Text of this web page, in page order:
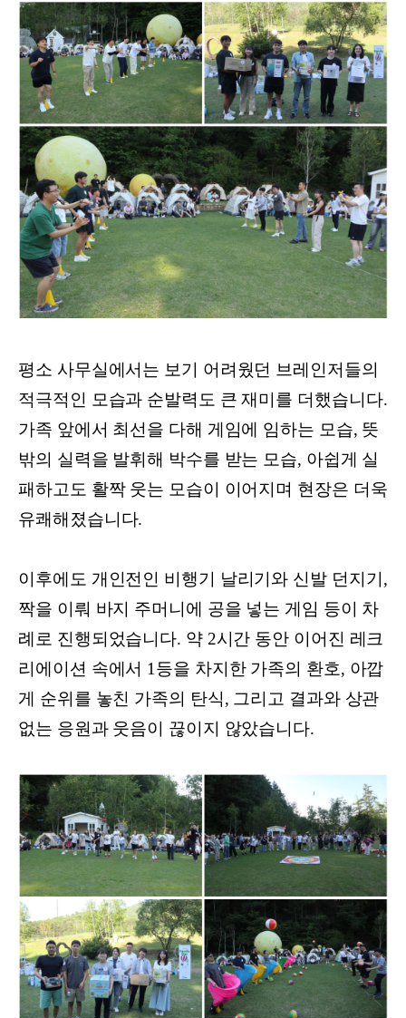
평소 사무실에서는 보기 어려웠던 브레인저들의
적극적인 모습과 순발력도 큰 재미를 더했습니다.
가족 앞에서 최선을 다해 게임에 임하는 모습, 뜻
밖의 실력을 발휘해 박수를 받는 모습, 아쉽게 실
패하고도 활짝 웃는 모습이 이어지며 현장은 더욱
유쾌해졌습니다.
이후에도 개인전인 비행기 날리기와 신발 던지기,
짝을 이뤄 바지 주머니에 공을 넣는 게임 등이 차
례로 진행되었습니다. 약 2시간 동안 이어진 레크
리에이션 속에서 1등을 차지한 가족의 환호, 아깝
게 순위를 놓친 가족의 탄식, 그리고 결과와 상관
없는 응원과 웃음이 끊이지 않았습니다.